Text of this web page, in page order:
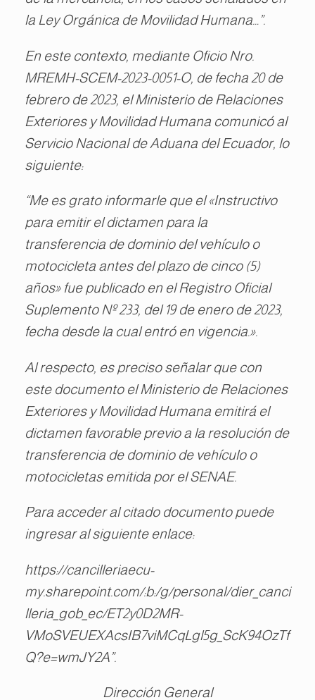
la Ley Orgánica de Movilidad Humana…”.
En este contexto, mediante Oficio Nro.
MREMH-SCEM-2023-0051-O, de fecha 20 de
febrero de 2023, el Ministerio de Relaciones
Exteriores y Movilidad Humana comunicó al
Servicio Nacional de Aduana del Ecuador, lo
siguiente:
“Me es grato informarle que el «Instructivo
para emitir el dictamen para la
transferencia de dominio del vehículo o
motocicleta antes del plazo de cinco (5)
años» fue publicado en el Registro Oficial
Suplemento Nº 233, del 19 de enero de 2023,
fecha desde la cual entró en vigencia.».
Al respecto, es preciso señalar que con
este documento el Ministerio de Relaciones
Exteriores y Movilidad Humana emitirá el
dictamen favorable previo a la resolución de
transferencia de dominio de vehículo o
motocicletas emitida por el SENAE.
Para acceder al citado documento puede
ingresar al siguiente enlace:
https://cancilleriaecu-
my.sharepoint.com/:b:/g/personal/dier_canci
lleria_gob_ec/ET2y0D2MR-
VMoSVEUEXAcsIB7viMCqLgl5g_ScK94OzTf
Q?e=wmJY2A”.
Dirección General